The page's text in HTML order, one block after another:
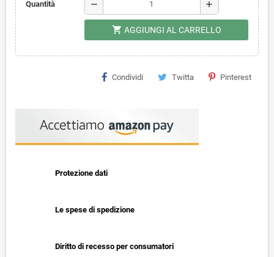
Quantità remove add
shopping_cart AGGIUNGI AL CARRELLO
Condividi Twitta Pinterest
Protezione dati
Le spese di spedizione
Diritto di recesso per consumatori